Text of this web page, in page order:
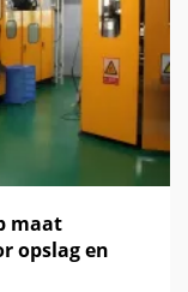
maat
opslag en